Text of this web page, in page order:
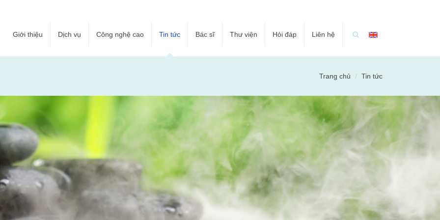
Giới thiệu Dịch vụ Công nghệ cao Tin tức Bác sĩ Thư viện Hỏi đáp Liên hệ
Trang chủ Tin tức